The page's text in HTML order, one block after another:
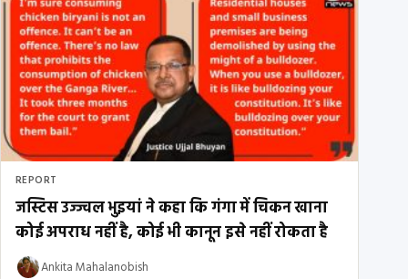
REPORT
जस्टिस उज्ज्वल भुइयां ने कहा कि गंगा में चिकन खाना
कोई अपराध नहीं है, कोई भी कानून इसे नहीं रोकता है
Ankita Mahalanobish